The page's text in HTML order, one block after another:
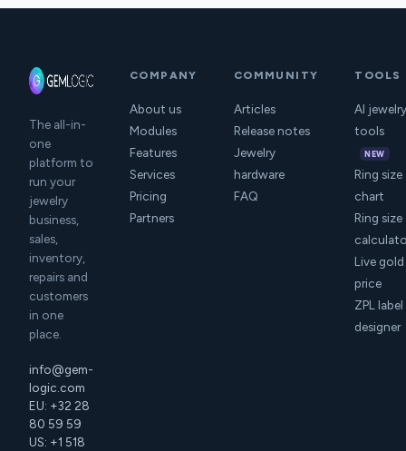
The all-in-
one
platform to
run your
jewelry
business,
sales,
inventory,
repairs and
customers
in one
place.
info@gem-
logic.com
EU: +32 28
80 59 59
US: +1 518
COMPANY
About us
Modules
Features
Services
Pricing
Partners
COMMUNITY
Articles
Release notes
Jewelry
hardware
FAQ
TOOLS
AI
tools
NEW
Ring size
chart
Ring size
Live gold
price
ZPL label
designer